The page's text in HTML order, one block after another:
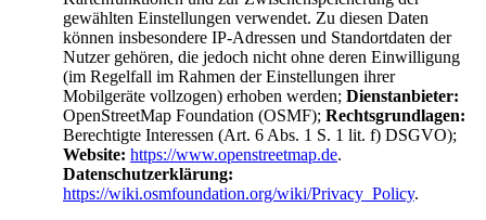
gewählten Einstellungen verwendet. Zu diesen Daten
können insbesondere IP-Adressen und Standortdaten der
Nutzer gehören, die jedoch nicht ohne deren Einwilligung
(im Regelfall im Rahmen der Einstellungen ihrer
Mobilgeräte vollzogen) erhoben werden; Dienstanbieter:
OpenStreetMap Foundation (OSMF); Rechtsgrundlagen:
Berechtigte Interessen (Art. 6 Abs. 1 S. 1 lit. f) DSGVO);
Website: https://www.openstreetmap.de.
Datenschutzerklärung:
https://wiki.osmfoundation.org/wiki/Privacy_Policy.